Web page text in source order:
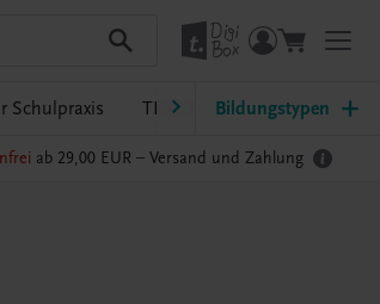
Schulpraxis TRAUNER-DigiBox
Bildungstypen
ab 29,00 EUR – Versand und Zahlung